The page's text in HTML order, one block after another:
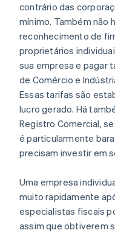
contrário das
mínimo. Também não
reconhecimento de
proprietários
sua empresa e pagar
de Comércio e
Essas tarifas são
lucro gerado. Há
Registro Comercial,
é particularmente
precisam investir em
Uma empresa
muito rapidamente
especialistas fiscais
assim que obtiverem